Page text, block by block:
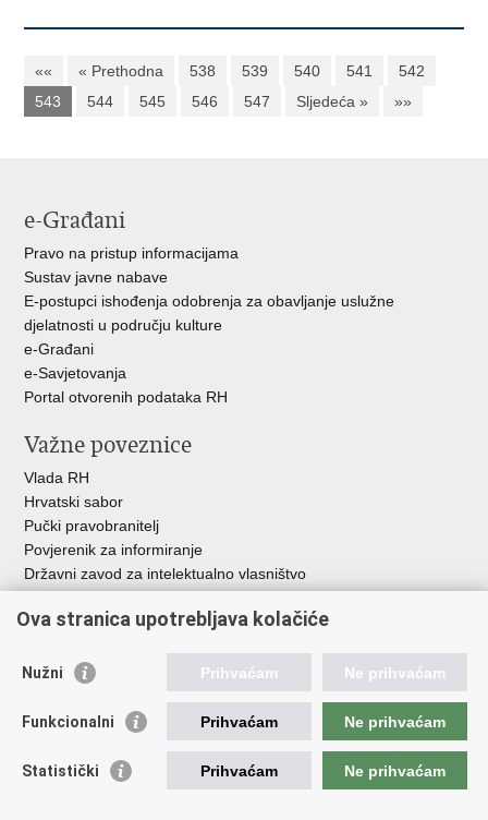
«« « Prethodna 538 539 540 541
542
543
544 545 546 547 Sljedeća » »»
e-Građani
Pravo na pristup informacijama
Sustav javne nabave
E-postupci ishođenja odobrenja za obavljanje uslužne
djelatnosti u području kulture
e-Građani
e-Savjetovanja
Portal otvorenih podataka RH
Važne poveznice
Vlada RH
Hrvatski sabor
Pučki pravobranitelj
Povjerenik za informiranje
Državni zavod za intelektualno vlasništvo
HAKOM
Ostale poveznice
Hrvatski audiovizualni centar
Creative Europe
Ova stranica upotrebljava kolačiće
Nužni Prihvaćam Ne prihvaćam
Funkcionalni Prihvaćam Ne prihvaćam
Statistički Prihvaćam Ne prihvaćam